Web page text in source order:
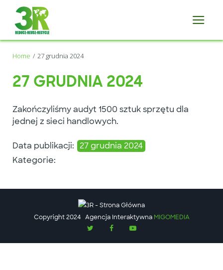
Home 27 grudnia 2024
27 GRUDNIA 2024
Zakończyliśmy audyt 1500 sztuk sprzętu dla
jednej z sieci handlowych.
Data publikacji:
27 grudnia 2024
Kategorie:
Copyright 2024Agencja Interaktywna MIGOMEDIA